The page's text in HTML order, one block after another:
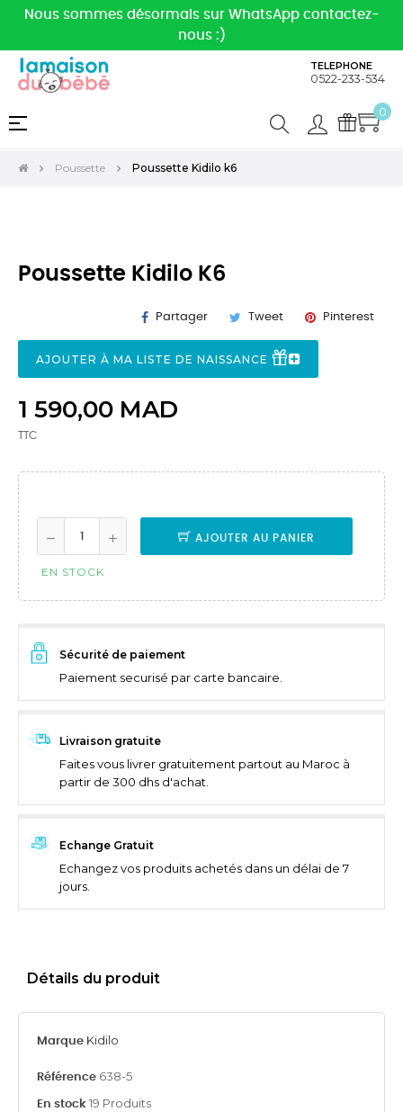
Nous sommes désormais sur WhatsApp contactez-
nous :)
TELEPHONE
0522-233-534
0
Basculer
navigation
☰
Poussette Poussette Kidilo k6
Poussette Kidilo K6
Partager Tweet Pinterest
AJOUTER À MA LISTE DE NAISSANCE
1 590,00 MAD
TTC
AJOUTER AU PANIER
EN STOCK
Sécurité de paiement
Paiement securisé par carte bancaire.
Livraison gratuite
Faites vous livrer gratuitement partout au Maroc à
partir de 300 dhs d'achat.
Echange Gratuit
Echangez vos produits achetés dans un délai de 7
jours.
Détails du produit
Marque Kidilo
Référence 638-5
En stock 19 Produits